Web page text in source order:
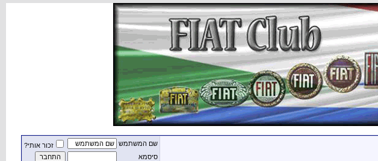
שם המשתמש
זכור אותי?
סיסמא